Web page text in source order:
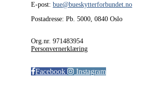
E-post: bue@bueskytterforbundet.no
Postadresse: Pb. 5000, 0840 Oslo
Org.nr. 971483954
Personvernerklæring
Facebook Instagram